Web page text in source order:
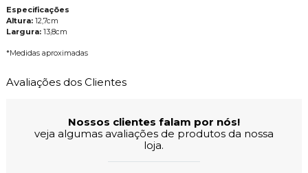
Especificações
Altura:12,7cm
Largura:13,8cm
*Medidas aproximadas
Avaliações dos Clientes
Nossos clientes falam por nós!
veja algumas avaliações de produtos da nossa
loja.